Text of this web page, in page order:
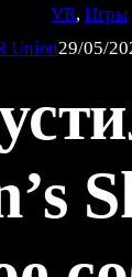
VR, Игры
Union29/05/